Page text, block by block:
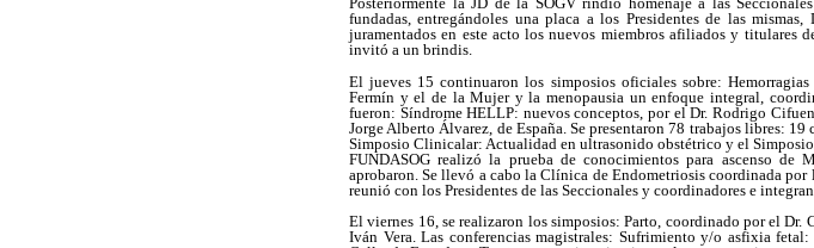
fundadas, entregándoles una placa a los Presidentes de las
juramentados en este acto los nuevos miembros afiliados y
invitó a un brindis.
El jueves 15 continuaron los simposios oficiales sobre:
Fermín y el de la Mujer y la menopausia un enfoque integral,
fueron: Síndrome HELLP: nuevos conceptos, por el Dr. Rodrigo
Jorge Alberto Álvarez, de España. Se presentaron 78 trabajos libres:
Simposio Clinicalar: Actualidad en ultrasonido obstétrico y el
FUNDASOG realizó la prueba de conocimientos para ascenso
aprobaron. Se llevó a cabo la Clínica de Endometriosis coordinada
reunió con los Presidentes de las Seccionales y coordinadores e
El viernes 16, se realizaron los simposios: Parto, coordinado por el
Iván Vera. Las conferencias magistrales: Sufrimiento y/o asfixia